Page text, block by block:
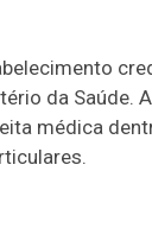
da Saúde.
médica